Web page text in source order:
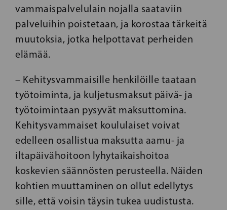
vammaispalvelulain nojalla saataviin
palveluihin poistetaan, ja korostaa tärkeitä
muutoksia, jotka helpottavat perheiden
elämää.
– Kehitysvammaisille henkilöille taataan
työtoiminta, ja kuljetusmaksut päivä- ja
työtoimintaan pysyvät maksuttomina.
Kehitysvammaiset koululaiset voivat
edelleen osallistua maksutta aamu- ja
iltapäivähoitoon lyhytaikaishoitoa
koskevien säännösten perusteella. Näiden
kohtien muuttaminen on ollut edellytys
sille, että voisin täysin tukea uudistusta.